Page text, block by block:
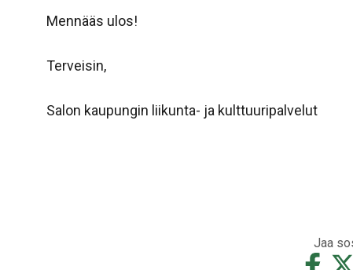
Mennääs ulos!
Terveisin,
Salon kaupungin liikunta- ja kulttuuripalvelut
Jaa
Jaa
Jaa